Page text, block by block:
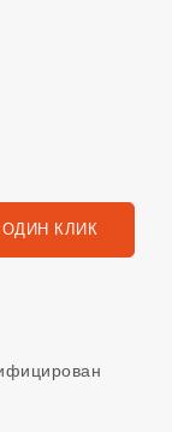
КЛИК